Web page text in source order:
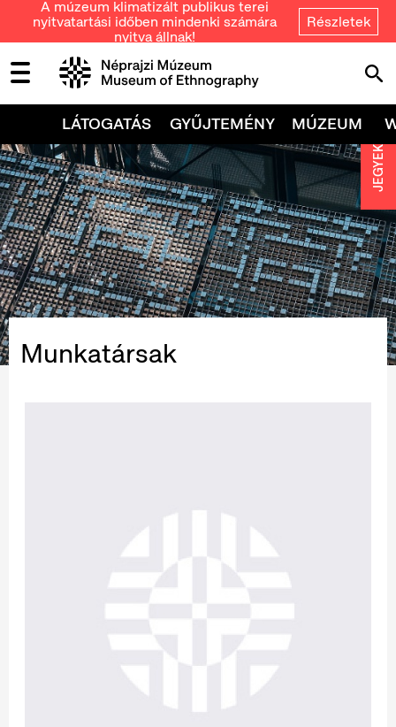
A múzeum klimatizált publikus terei
nyitvatartási időben mindenki számára
nyitva állnak!
Részletek
LÁTOGATÁS GYŰJTEMÉNY MÚZEUM
Munkatársak
JEGYEK